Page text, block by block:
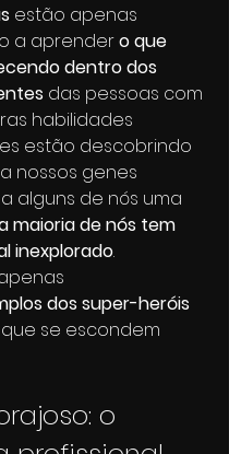
estão apenas
a aprender o que
dentro dos
das pessoas com
habilidades
estão descobrindo
nossos genes
alguns de nós uma
maioria de nós tem
inexplorado.
dos super-heróis
que se escondem
o